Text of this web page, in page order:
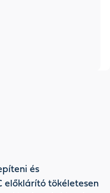
és
előklárító tökéletesen